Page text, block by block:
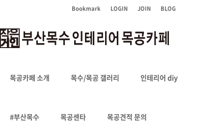
BLOG
JOIN
LOGIN
Bookmark
목공카페 소개 목수/목공 갤러리 인테리어 diy
#부산목수 목공센타 목공견적 문의
인테리어 diy
HOME 인테리어 diy